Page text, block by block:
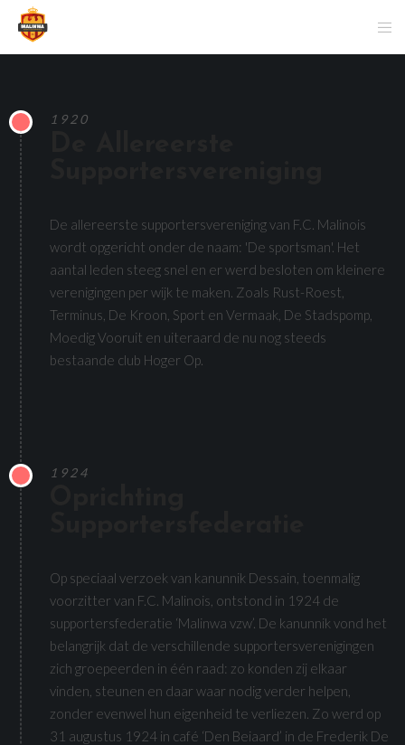
1920
De allereerste supportersvereniging van F.C. Malinois
wordt opgericht onder de naam: 'De sportsman'. Het
aantal leden steeg snel en er werd besloten om kleinere
verenigingen per wijk te maken. Zoals Rust-Roest,
Terminus, De Kroon, Sport en Vermaak, De Stadspomp,
Moedig Vooruit en uiteraard de nu nog steeds
bestaande club Hoger Op.
1924
Op speciaal verzoek van kanunnik Dessain, toenmalig
voorzitter van F.C. Malinois, ontstond in 1924 de
supportersfederatie ‘Malinwa vzw’. De kanunnik vond het
belangrijk dat de verschillende supportersverenigingen
zich groepeerden in één raad: zo konden zij elkaar
vinden, steunen en daar waar nodig verder helpen,
zonder evenwel hun eigenheid te verliezen. Zo werd op
31 augustus 1924 in café ‘Den Beiaard’ in de Frederik De